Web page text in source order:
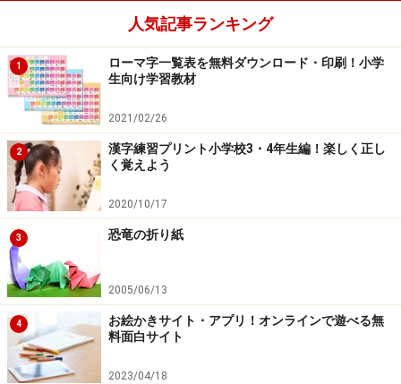
タイピングソフト－しげっちと Let's タイピング！
タイピングソフト－ウルトラマン シュワッ打チ
タイピングソフト－ミニモニ。うつんだピョン！
タイピングソフト－キャプテン翼 実況タイピング
タイピングソフト－どーも、タイピングです。
タイピングソフト－タイピング おじゃる丸
※記事内容は執筆時点のものです。最新の内容をご確認くださ
い。
人気記事ランキング
1
ローマ字一覧表を無料ダウンロード・印刷！小学
生向け学習教材
2021/02/26
2
漢字練習プリント小学校3・4年生編！楽しく正し
く覚えよう
2020/10/17
3 恐竜の折り紙
2005/06/13
4
お絵かきサイト・アプリ！オンラインで遊べる無
料面白サイト
2023/04/18